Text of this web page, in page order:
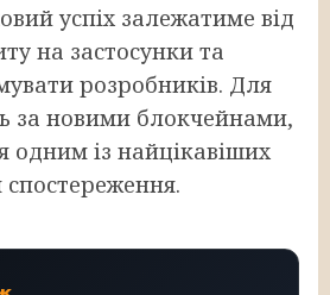
успіх залежатиме від
на застосунки та
розробників. Для
за новими блокчейнами,
одним із найцікавіших